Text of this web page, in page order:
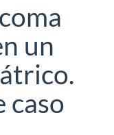
un
caso